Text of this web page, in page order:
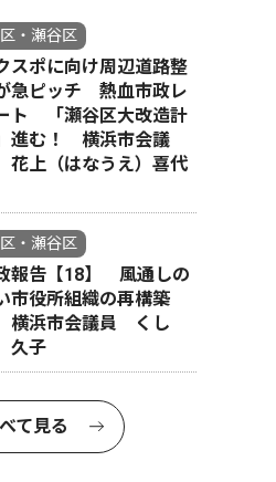
2026.08.06
区会ら 掃除
成 エクスポ
旭区・瀬谷
万騎が原
・瀬谷区
スポに向け周辺道路整
急ピッチ 熱血市政レ
ト 「瀬谷区大改造計
進む！ 横浜市会議
上（はなうえ）喜代
・瀬谷区
報告【18】 風通しの
市役所組織の再構築
浜市会議員 くし
久子
て見る